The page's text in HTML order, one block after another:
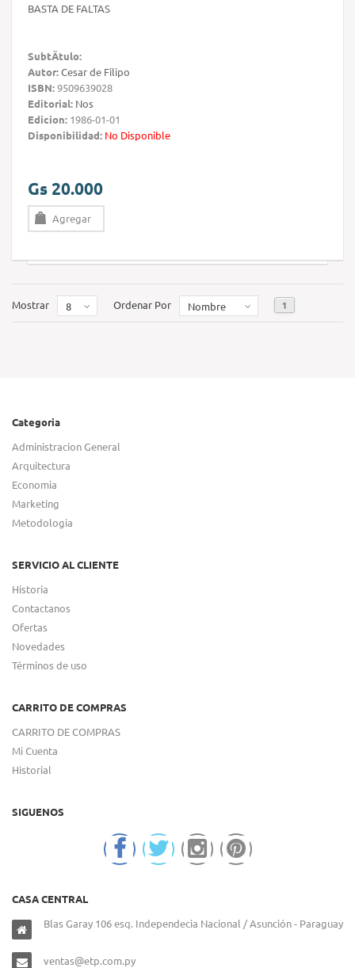
BASTA DE FALTAS
SubtÃ­tulo:
Autor:Cesar de Filipo
ISBN:9509639028
Editorial: Nos
Edicion: 1986-01-01
Disponibilidad: No Disponible
Gs 20.000
Agregar
Mostrar 8 Ordenar Por Nombre 1
Categoria
Administracion General
Arquitectura
Economia
Marketing
Metodologia
SERVICIO AL CLIENTE
Historia
Contactanos
Ofertas
Novedades
Términos de uso
CARRITO DE COMPRAS
CARRITO DE COMPRAS
Mi Cuenta
Historial
SIGUENOS
CASA CENTRAL
Blas Garay 106 esq. Independecia Nacional / Asunción - Paraguay
ventas@etp.com.py